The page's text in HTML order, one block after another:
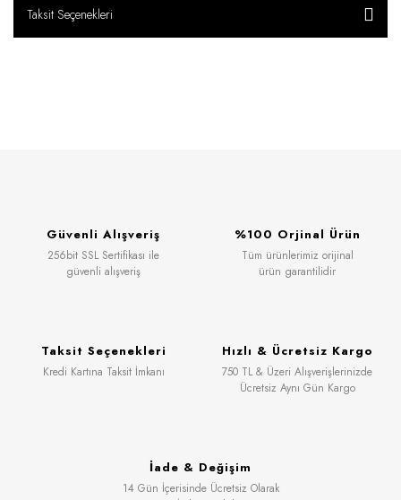
Taksit Seçenekleri
Güvenli Alışveriş
256bit SSL Sertifikası ile
güvenli alışveriş
%100 Orjinal Ürün
Tüm ürünlerimiz orijinal
ürün garantilidir
Taksit Seçenekleri
Kredi Kartına Taksit İmkanı
Hızlı & Ücretsiz Kargo
750 TL & Üzeri Alışverişlerinizde
Ücretsiz Aynı Gün Kargo
İade & Değişim
14 Gün İçerisinde Ücretsiz Olarak